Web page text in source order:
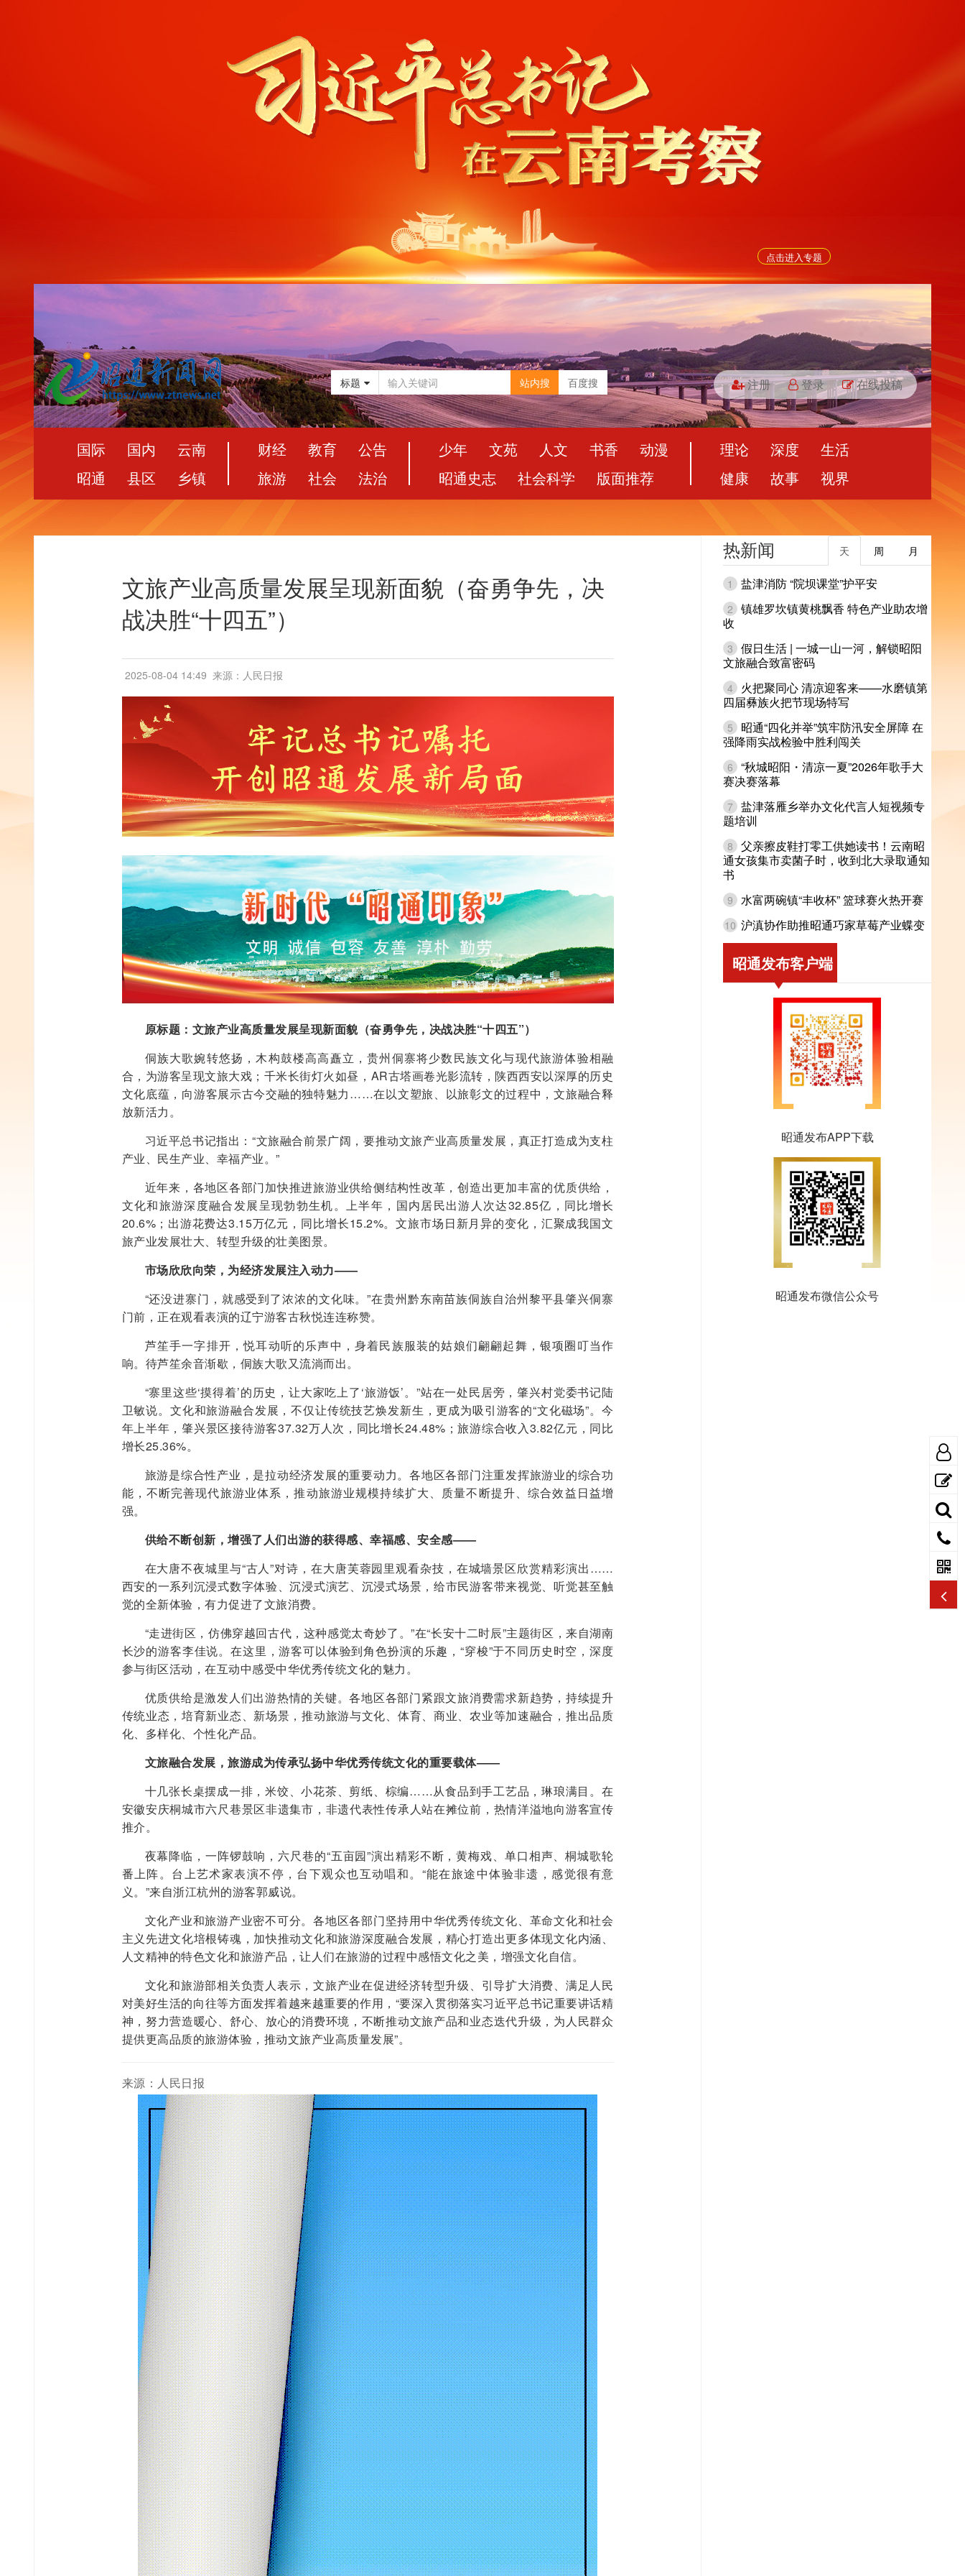
点击进入专题
标题 站内搜 百度搜 注册 登录 在线投稿
国际 国内
云南
昭通
县区 乡镇
财经 教育
公告
旅游
社会 法治
少年 文苑 人文 书香
动漫
昭通史志
社会科学 版面推荐
理论 深度
生活
健康
故事 视界
文旅产业高质量发展呈现新面貌（奋勇争先，决
战决胜“十四五”）
2025-08-04 14:49 来源：人民日报
原标题：文旅产业高质量发展呈现新面貌（奋勇争先，决战决胜“十四五”）
侗族大歌婉转悠扬，木构鼓楼高高矗立，贵州侗寨将少数民族文化与现代旅游体验相融
合，为游客呈现文旅大戏；千米长街灯火如昼，AR古塔画卷光影流转，陕西西安以深厚的历史
文化底蕴，向游客展示古今交融的独特魅力……在以文塑旅、以旅彰文的过程中，文旅融合释
放新活力。
习近平总书记指出：“文旅融合前景广阔，要推动文旅产业高质量发展，真正打造成为支柱
产业、民生产业、幸福产业。”
近年来，各地区各部门加快推进旅游业供给侧结构性改革，创造出更加丰富的优质供给，
文化和旅游深度融合发展呈现勃勃生机。上半年，国内居民出游人次达32.85亿，同比增长
20.6%；出游花费达3.15万亿元，同比增长15.2%。文旅市场日新月异的变化，汇聚成我国文
旅产业发展壮大、转型升级的壮美图景。
市场欣欣向荣，为经济发展注入动力——
“还没进寨门，就感受到了浓浓的文化味。”在贵州黔东南苗族侗族自治州黎平县肇兴侗寨
门前，正在观看表演的辽宁游客古秋悦连连称赞。
芦笙手一字排开，悦耳动听的乐声中，身着民族服装的姑娘们翩翩起舞，银项圈叮当作
响。待芦笙余音渐歇，侗族大歌又流淌而出。
“寨里这些‘摸得着’的历史，让大家吃上了‘旅游饭’。”站在一处民居旁，肇兴村党委书记陆
卫敏说。文化和旅游融合发展，不仅让传统技艺焕发新生，更成为吸引游客的“文化磁场”。今
年上半年，肇兴景区接待游客37.32万人次，同比增长24.48%；旅游综合收入3.82亿元，同比
增长25.36%。
旅游是综合性产业，是拉动经济发展的重要动力。各地区各部门注重发挥旅游业的综合功
能，不断完善现代旅游业体系，推动旅游业规模持续扩大、质量不断提升、综合效益日益增
强。
供给不断创新，增强了人们出游的获得感、幸福感、安全感——
在大唐不夜城里与“古人”对诗，在大唐芙蓉园里观看杂技，在城墙景区欣赏精彩演出……
西安的一系列沉浸式数字体验、沉浸式演艺、沉浸式场景，给市民游客带来视觉、听觉甚至触
觉的全新体验，有力促进了文旅消费。
“走进街区，仿佛穿越回古代，这种感觉太奇妙了。”在“长安十二时辰”主题街区，来自湖南
长沙的游客李佳说。在这里，游客可以体验到角色扮演的乐趣，“穿梭”于不同历史时空，深度
参与街区活动，在互动中感受中华优秀传统文化的魅力。
优质供给是激发人们出游热情的关键。各地区各部门紧跟文旅消费需求新趋势，持续提升
传统业态，培育新业态、新场景，推动旅游与文化、体育、商业、农业等加速融合，推出品质
化、多样化、个性化产品。
文旅融合发展，旅游成为传承弘扬中华优秀传统文化的重要载体——
十几张长桌摆成一排，米饺、小花茶、剪纸、棕编……从食品到手工艺品，琳琅满目。在
安徽安庆桐城市六尺巷景区非遗集市，非遗代表性传承人站在摊位前，热情洋溢地向游客宣传
推介。
夜幕降临，一阵锣鼓响，六尺巷的“五亩园”演出精彩不断，黄梅戏、单口相声、桐城歌轮
番上阵。台上艺术家表演不停，台下观众也互动唱和。“能在旅途中体验非遗，感觉很有意
义。”来自浙江杭州的游客郭威说。
文化产业和旅游产业密不可分。各地区各部门坚持用中华优秀传统文化、革命文化和社会
主义先进文化培根铸魂，加快推动文化和旅游深度融合发展，精心打造出更多体现文化内涵、
人文精神的特色文化和旅游产品，让人们在旅游的过程中感悟文化之美，增强文化自信。
文化和旅游部相关负责人表示，文旅产业在促进经济转型升级、引导扩大消费、满足人民
对美好生活的向往等方面发挥着越来越重要的作用，“要深入贯彻落实习近平总书记重要讲话精
神，努力营造暖心、舒心、放心的消费环境，不断推动文旅产品和业态迭代升级，为人民群众
提供更高品质的旅游体验，推动文旅产业高质量发展”。
来源：人民日报
热新闻 月
周
天
1 盐津消防 “院坝课堂”护平安
2 镇雄罗坎镇黄桃飘香 特色产业助农增
收
3 假日生活 | 一城一山一河，解锁昭阳
文旅融合致富密码
4
火把聚同心 清凉迎客来——水磨镇第
四届彝族火把节现场特写
5
昭通“四化并举”筑牢防汛安全屏障 在
强降雨实战检验中胜利闯关
6 “秋城昭阳・清凉一夏”2026年歌手大
赛决赛落幕
7 盐津落雁乡举办文化代言人短视频专
题培训
8 父亲擦皮鞋打零工供她读书！云南昭
通女孩集市卖菌子时，收到北大录取通知
书
9 水富两碗镇“丰收杯” 篮球赛火热开赛
10 沪滇协作助推昭通巧家草莓产业蝶变
昭通发布客户端
昭通发布APP下载
昭通发布微信公众号